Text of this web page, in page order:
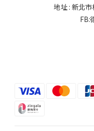
地址 : 新北
FB: